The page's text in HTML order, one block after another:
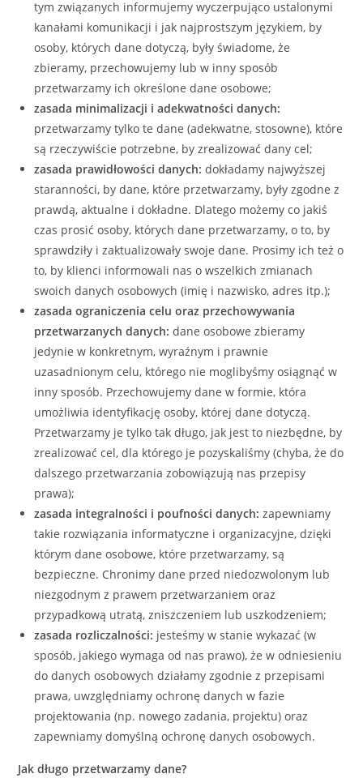
tym związanych informujemy wyczerpująco ustalonymi
kanałami komunikacji i jak najprostszym językiem, by
osoby, których dane dotyczą, były świadome, że
zbieramy, przechowujemy lub w inny sposób
przetwarzamy ich określone dane osobowe;
zasada minimalizacji i adekwatności danych:
przetwarzamy tylko te dane (adekwatne, stosowne), które
są rzeczywiście potrzebne, by zrealizować dany cel;
zasada prawidłowości danych: dokładamy najwyższej
staranności, by dane, które przetwarzamy, były zgodne z
prawdą, aktualne i dokładne. Dlatego możemy co jakiś
czas prosić osoby, których dane przetwarzamy, o to, by
sprawdziły i zaktualizowały swoje dane. Prosimy ich też o
to, by klienci informowali nas o wszelkich zmianach
swoich danych osobowych (imię i nazwisko, adres itp.);
zasada ograniczenia celu oraz przechowywania
przetwarzanych danych:dane osobowe zbieramy
jedynie w konkretnym, wyraźnym i prawnie
uzasadnionym celu, którego nie moglibyśmy osiągnąć w
inny sposób. Przechowujemy dane w formie, która
umożliwia identyfikację osoby, której dane dotyczą.
Przetwarzamy je tylko tak długo, jak jest to niezbędne, by
zrealizować cel, dla którego je pozyskaliśmy (chyba, że do
dalszego przetwarzania zobowiązują nas przepisy
prawa);
zasada integralności i poufności danych: zapewniamy
takie rozwiązania informatyczne i organizacyjne, dzięki
którym dane osobowe, które przetwarzamy, są
bezpieczne. Chronimy dane przed niedozwolonym lub
niezgodnym z prawem przetwarzaniem oraz
przypadkową utratą, zniszczeniem lub uszkodzeniem;
zasada rozliczalności: jesteśmy w stanie wykazać (w
sposób, jakiego wymaga od nas prawo), że w odniesieniu
do danych osobowych działamy zgodnie z przepisami
prawa, uwzględniamy ochronę danych w fazie
projektowania (np. nowego zadania, projektu) oraz
zapewniamy domyślną ochronę danych osobowych.
Jak długo przetwarzamy dane?